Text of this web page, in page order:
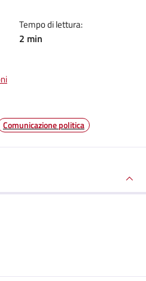
Tempo di lettura:
2 min
Comunicazione politica